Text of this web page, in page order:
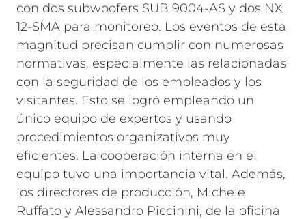
con dos subwoofers SUB 9004-AS y dos NX
12-SMA para monitoreo. Los eventos de esta
magnitud precisan cumplir con numerosas
normativas, especialmente las relacionadas
con la seguridad de los empleados y los
visitantes. Esto se logró empleando un
único equipo de expertos y usando
procedimientos organizativos muy
eficientes. La cooperación interna en el
equipo tuvo una importancia vital. Además,
los directores de producción, Michele
Ruffato y Alessandro Piccinini, de la oficina